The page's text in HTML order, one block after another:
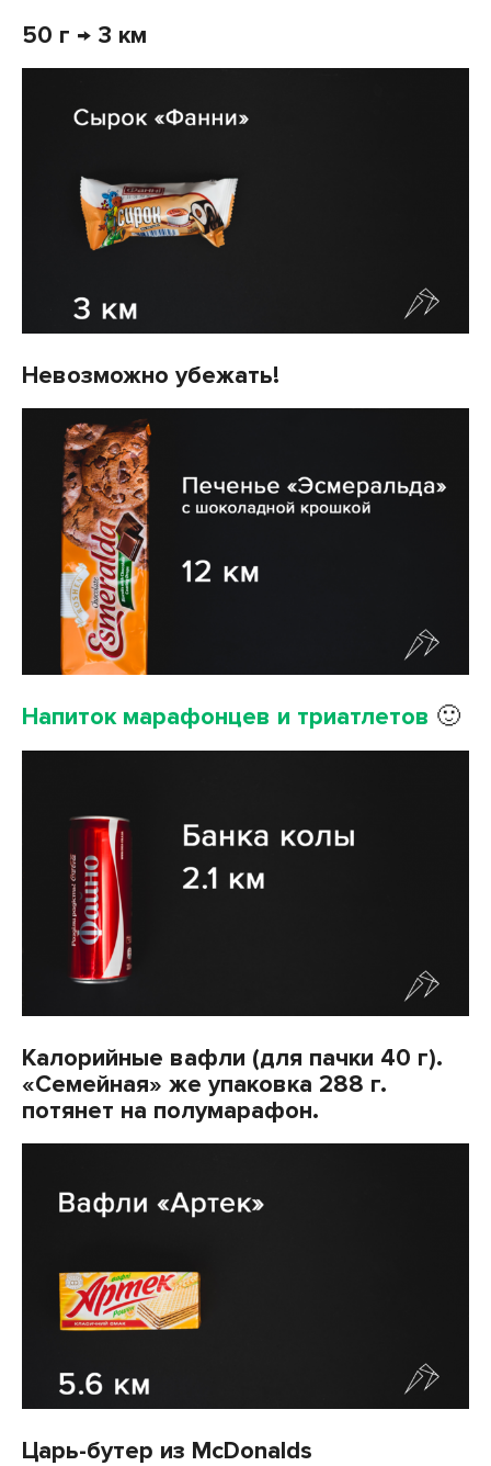
50 г → 3 км
Невозможно убежать!
Напиток марафонцев и триатлетов 🙂
Калорийные вафли (для пачки 40 г).
«Семейная» же упаковка 288 г.
потянет на полумарафон.
Царь-бутер из McDonalds